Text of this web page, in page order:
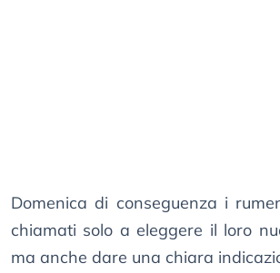
Domenica di conseguenza i
chiamati solo a eleggere il loro
ma anche dare una chiara